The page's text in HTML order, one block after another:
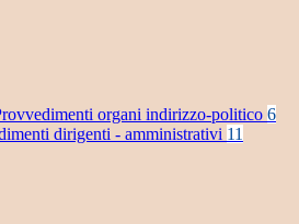
organi indirizzo-politico 6
dirigenti - amministrativi 11